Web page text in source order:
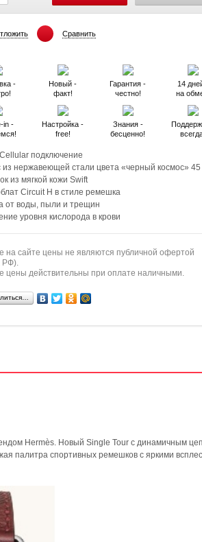
Сравнить
-
Новый -
факт!
Гарантия -
честно!
14
на
in -
Настройка -
free!
Знания -
бесценно!
подключение
из нержавеющей стали цвета «черный космос»
из мягкой кожи Swift
Circuit H в стиле ремешка
от воды, пыли и трещин
уровня кислорода в крови
на сайте цены не являются публичной офертой
РФ).
цены действительны при оплате наличными.
Hermès. Новый Single Tour с динамичным
палитра спортивных ремешков с яркими